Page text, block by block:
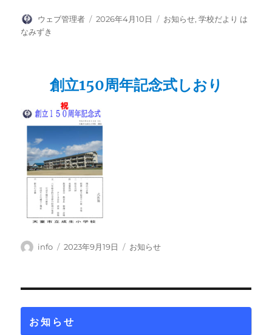
投
稿
ウェブ管理者
投
2026年4月10日
カ
お知らせ,学校だより は
なみずき
創立150周年記念式しおり
投
info
投
2023年9月19日
カ
お知らせ
お知らせ